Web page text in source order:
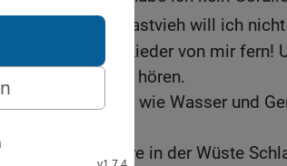
[5] von eurem Mastvieh will ich
Lärm deiner Lieder von mir fern!
will ich nicht hören.
ergieße sich wie Wasser und
mir vierzig Jahre in der Wüste